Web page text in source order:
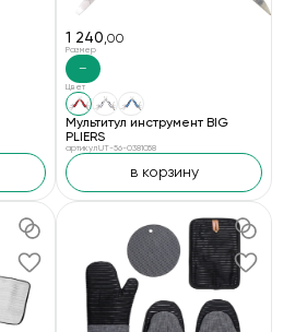
1 240,00
Размер
—
Цвет
Мультитул инструмент BIG
PLIERS
артикул UT-56-0381058
в корзину